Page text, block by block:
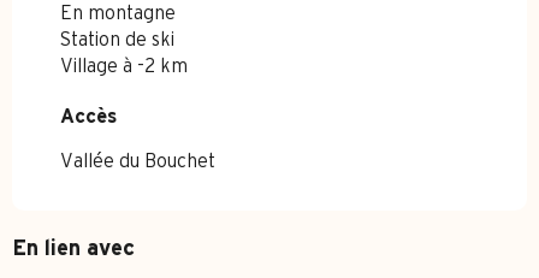
En montagne
Station de ski
Village à -2 km
Accès
Accès
Vallée du Bouchet
En lien avec